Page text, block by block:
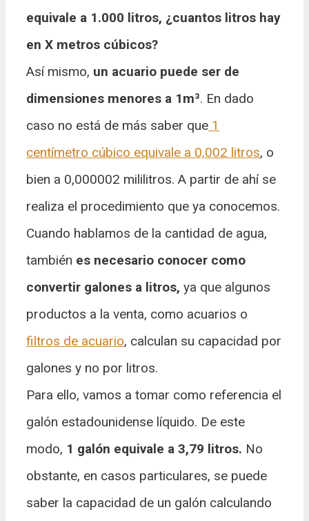
equivale a 1.000 litros, ¿cuantos litros hay
en X metros cúbicos?
Así mismo, un acuario puede ser de
dimensiones menores a 1m³. En dado
caso no está de más saber que 1
centímetro cúbico equivale a 0,002 litros, o
bien a 0,000002 mililitros. A partir de ahí se
realiza el procedimiento que ya conocemos.
Cuando hablamos de la cantidad de agua,
también es necesario conocer como
convertir galones a litros, ya que algunos
productos a la venta, como acuarios o
filtros de acuario, calculan su capacidad por
galones y no por litros.
Para ello, vamos a tomar como referencia el
galón estadounidense líquido. De este
modo, 1 galón equivale a 3,79 litros. No
obstante, en casos particulares, se puede
saber la capacidad de un galón calculando